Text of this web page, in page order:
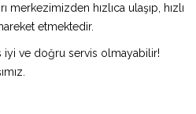
merkezimizden hızlıca ulaşıp, hızlı
etmektedir.
iyi ve doğru servis olmayabilir!